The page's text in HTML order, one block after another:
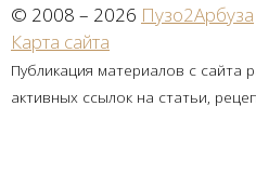
© 2008 – 2026 Пузо2Арбуза
Карта сайта
Публикация материалов с сайта
активных ссылок на статьи,